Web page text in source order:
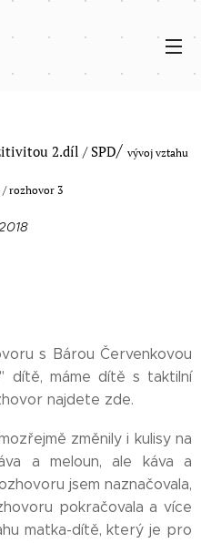
2.díl / SPD/ vývoj vztahu
/ rozhovor 3
s Bárou Červenkovou
dítě, máme dítě s taktilní
najdete zde.
změnily i kulisy na
a meloun, ale káva a
jsem naznačovala,
pokračovala a více
matka-dítě, který je pro